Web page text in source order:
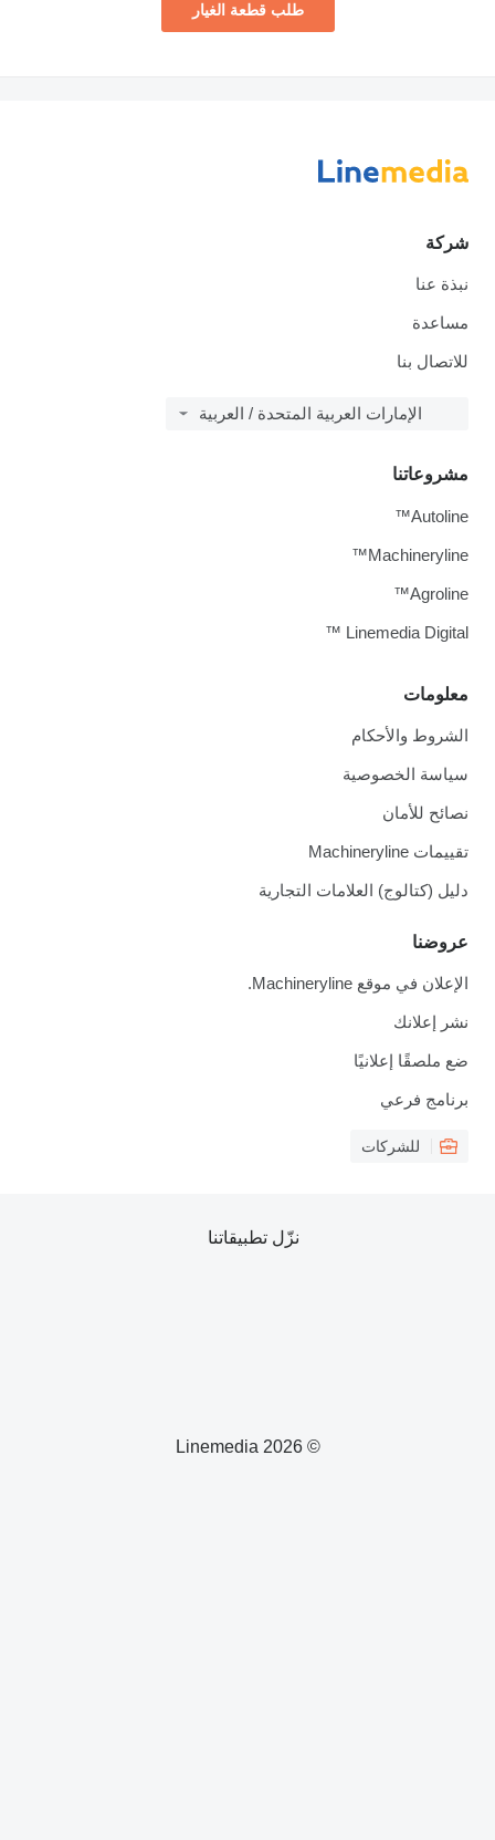
طلب قطعة الغيار
شركة
نبذة عنا
مساعدة
للاتصال بنا
الإمارات العربية المتحدة / العربية
معلومات
الشروط والأحكام
سياسة الخصوصية
نصائح للأمان
تقييمات Machineryline
دليل (كتالوج) العلامات التجارية
عروضنا
الإعلان في موقع Machineryline.
نشر إعلانك
ضع ملصقًا إعلانيًا
برنامج فرعي
للشركات
مشروعاتنا
Autoline™
Machineryline™
Agroline™
Linemedia Digital ™
© 2026 Linemedia
نزّل تطبيقاتنا